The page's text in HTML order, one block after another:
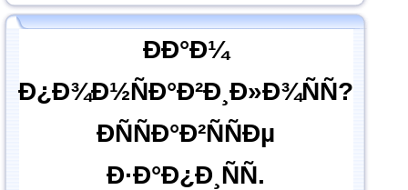
ÐÐ°Ð¼
Ð¿Ð¾Ð½ÑÐ°Ð²Ð¸Ð»Ð¾ÑÑ?
ÐÑÑÐ°Ð²ÑÑÐµ
Ð·Ð°Ð¿Ð¸ÑÑ.